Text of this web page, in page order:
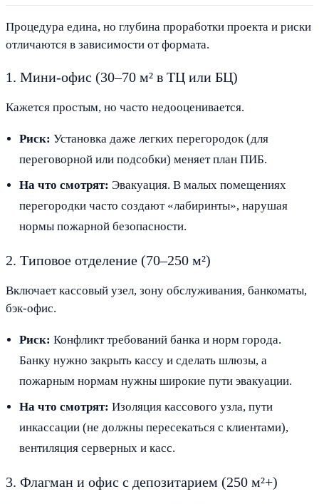
Процедура едина, но глубина проработки проекта и риски
отличаются в зависимости от формата.
1. Мини-офис (30–70 м² в ТЦ или БЦ)
Кажется простым, но часто недооценивается.
Риск: Установка даже легких перегородок (для
переговорной или подсобки) меняет план ПИБ.
На что смотрят: Эвакуация. В малых помещениях
перегородки часто создают «лабиринты», нарушая
нормы пожарной безопасности.
2. Типовое отделение (70–250 м²)
Включает кассовый узел, зону обслуживания, банкоматы,
бэк-офис.
Риск: Конфликт требований банка и норм города.
Банку нужно закрыть кассу и сделать шлюзы, а
пожарным нормам нужны широкие пути эвакуации.
На что смотрят: Изоляция кассового узла, пути
инкассации (не должны пересекаться с клиентами),
вентиляция серверных и касс.
3. Флагман и офис с депозитарием (250 м²+)